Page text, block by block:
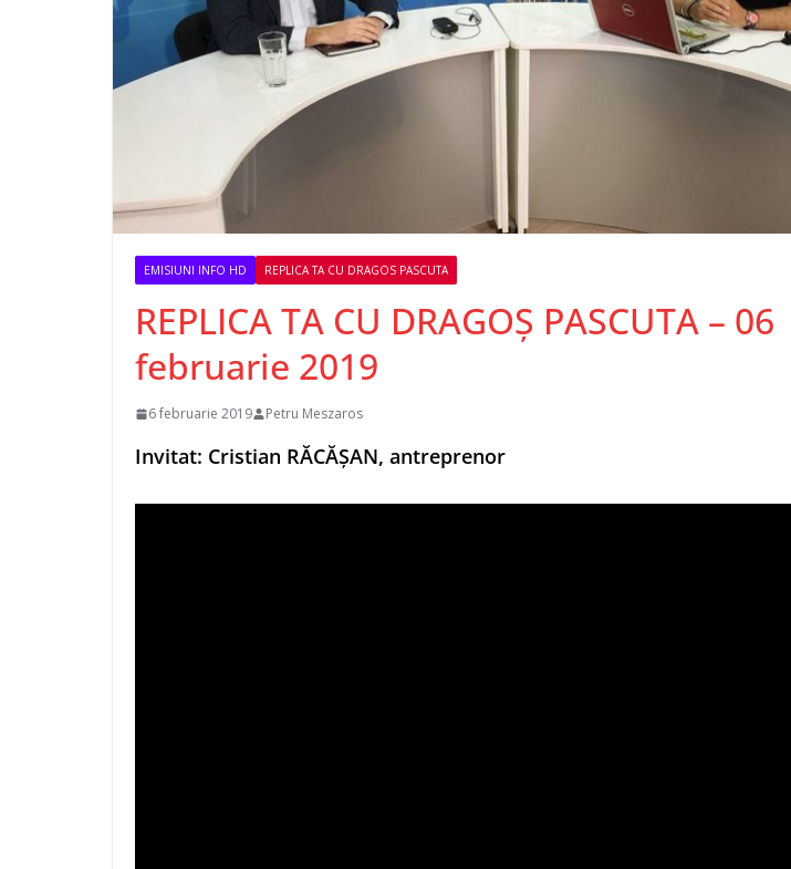
EMISIUNI INFO HD REPLICA TA CU DRAGOS PASCUTA
REPLICA TA CU DRAGOȘ PASCUTA – 06
februarie 2019
6 februarie 2019 Petru Meszaros
Invitat: Cristian RĂCĂȘAN, antreprenor